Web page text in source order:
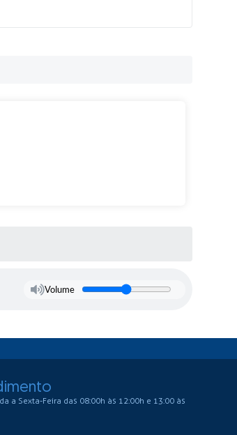
Volume
a Sexta-Feira das 08:00h às 12:00h e 13:00 às